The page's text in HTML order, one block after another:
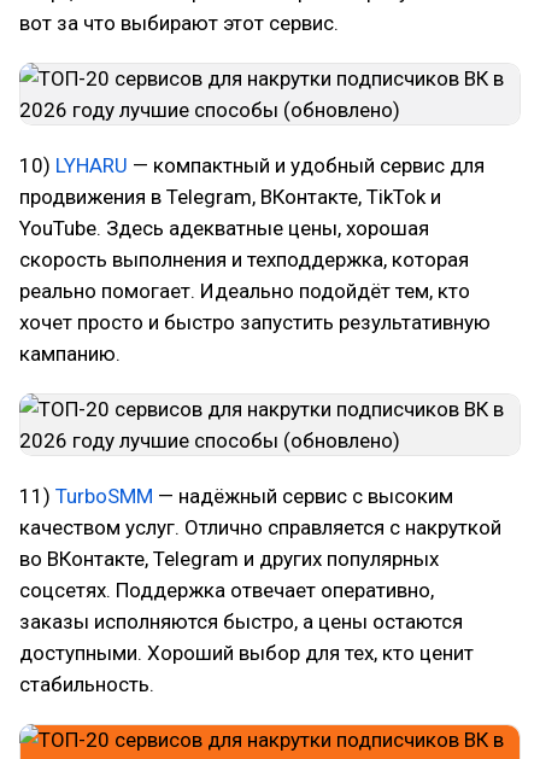
вот за что выбирают этот сервис.
10) LYHARU — компактный и удобный сервис для
продвижения в Telegram, ВКонтакте, TikTok и
YouTube. Здесь адекватные цены, хорошая
скорость выполнения и техподдержка, которая
реально помогает. Идеально подойдёт тем, кто
хочет просто и быстро запустить результативную
кампанию.
11) TurboSMM — надёжный сервис с высоким
качеством услуг. Отлично справляется с накруткой
во ВКонтакте, Telegram и других популярных
соцсетях. Поддержка отвечает оперативно,
заказы исполняются быстро, а цены остаются
доступными. Хороший выбор для тех, кто ценит
стабильность.